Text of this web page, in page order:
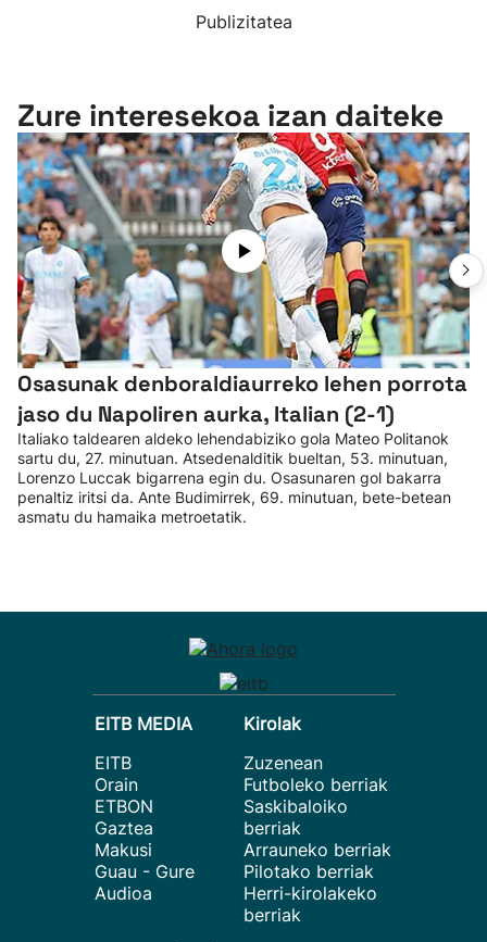
Publizitatea
Zure interesekoa izan daiteke
Osasunak denboraldiaurreko lehen porrota
jaso du Napoliren aurka, Italian (2-1)
Italiako taldearen aldeko lehendabiziko gola Mateo Politanok
sartu du, 27. minutuan. Atsedenalditik bueltan, 53. minutuan,
Lorenzo Luccak bigarrena egin du. Osasunaren gol bakarra
penaltiz iritsi da. Ante Budimirrek, 69. minutuan, bete-betean
asmatu du hamaika metroetatik.
EITB MEDIA
EITB
Orain
ETBON
Gaztea
Makusi
Guau - Gure
Audioa
Kirolak
Zuzenean
Futboleko berriak
Saskibaloiko
berriak
Arrauneko berriak
Pilotako berriak
Herri-kirolakeko
berriak